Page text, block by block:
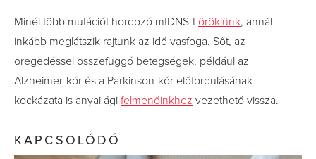
Minél több mutációt hordozó mtDNS-t öröklünk, annál
inkább meglátszik rajtunk az idő vasfoga. Sőt, az
öregedéssel összefüggő betegségek, például az
Alzheimer-kór és a Parkinson-kór előfordulásának
kockázata is anyai ági felmenőinkhez vezethető vissza.
KAPCSOLÓDÓ